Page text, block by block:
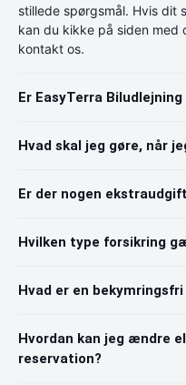
stillede spørgsmål. Hvis dit
kan du kikke på siden med
kontakt os.
Er EasyTerra
Hvad skal jeg gøre, når
Er der nogen
Hvilken type forsikring
Hvad er en
Hvordan kan jeg ændre
reservation?